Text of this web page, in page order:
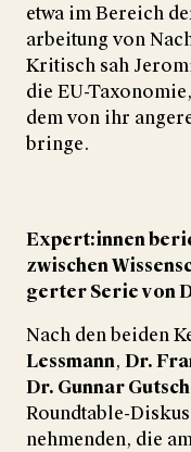
etwa im Bereich
arbei­tung von
Kritisch sah
die EU-
dem von ihr
bringe.
Expert:innen
zwischen
gerter Serie von
Nach den beiden
Lessmann, Dr.
Dr. Gunnar
Roundtable-
neh­menden, die